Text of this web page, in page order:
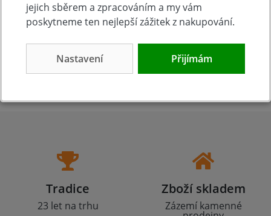
330 Kč Koupit
Tradice
23 let na trhu
Zboží skladem
Zázemí kamenné
jejich sběrem a zpracováním a my vám
poskytneme ten nejlepší zážitek z nakupování.
Nastavení Přijímám